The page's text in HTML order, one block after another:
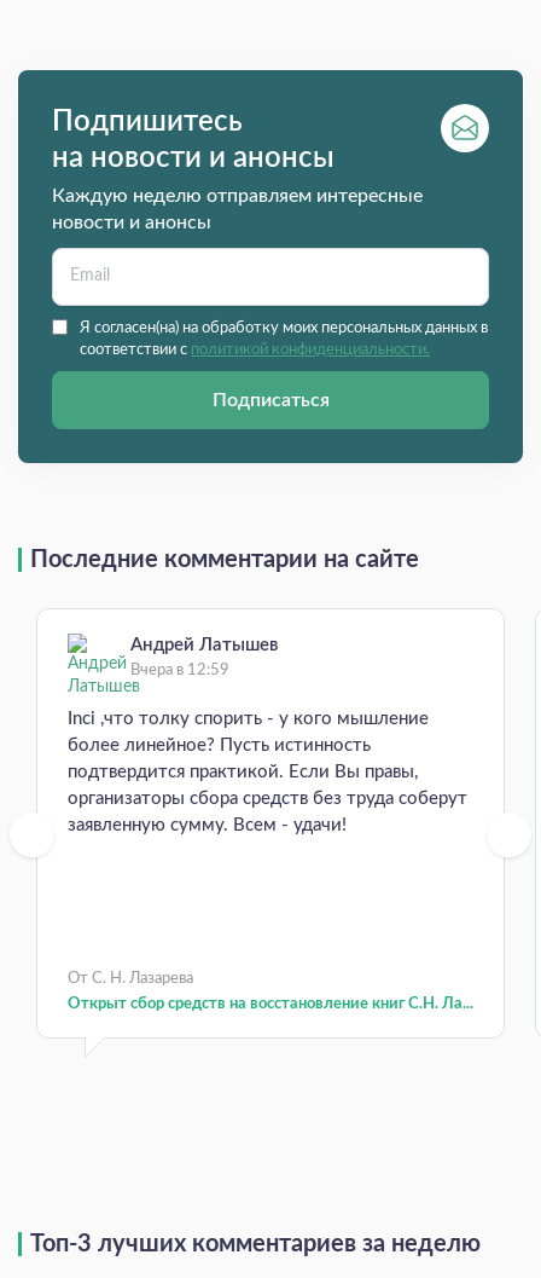
Подпишитесь
на новости и анонсы
Каждую неделю отправляем интересные
новости и анонсы
Я согласен(на) на обработку моих персональных данных в
соответствии с политикой конфиденциальности.
Подписаться
Последние комментарии на сайте
Андрей Латышев
Вчера в 12:59
Inci ,что толку спорить - у кого мышление
более линейное? Пусть истинность
подтвердится практикой. Если Вы правы,
организаторы сбора средств без труда соберут
заявленную сумму. Всем - удачи!
От С. Н. Лазарева
Открыт сбор средств на восстановление книг С.Н. Ла...
Топ-3 лучших комментариев за неделю